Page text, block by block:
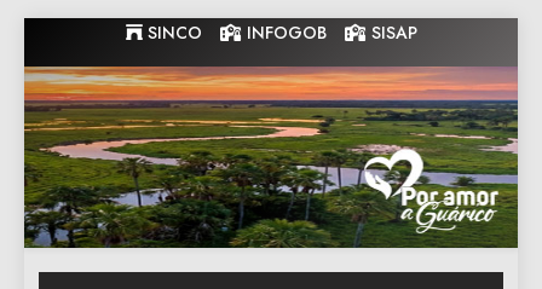
to
content
SINCO INFOGOB SISAP
Gobernacion
de Guarico
Gobernacion de Guarico